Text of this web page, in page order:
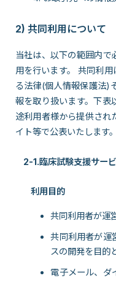
2) 共同利用について
当社は、以下の範囲内で
用を行います。 共同利
る法律(個人情報保護法)
報を取り扱います。下表
途利用者様から提供され
イト等で公表いたします。
2-1.臨床試験支援サー
利用目的
共同利用者が運
共同利用者が運
スの開発を目的
電子メール、ダ